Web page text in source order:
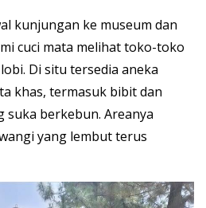
kunjungan ke museum dan
cuci mata melihat toko-toko
Di situ tersedia aneka
khas, termasuk bibit dan
suka berkebun. Areanya
yang lembut terus